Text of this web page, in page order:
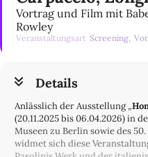
Vortrag und Film mit
Rowley
Veranstaltungsart Screening,
Details
Anlässlich der Ausstellung „
(20.11.2025 bis 06.04.2026) in
Museen zu Berlin sowie des
widmet sich diese